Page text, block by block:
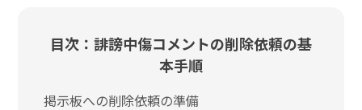
目次：誹謗中傷コメントの削除依頼の基
本手順
掲示板への削除依頼の準備